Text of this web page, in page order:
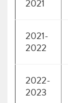
2021
2021-
2022
2022-
2023